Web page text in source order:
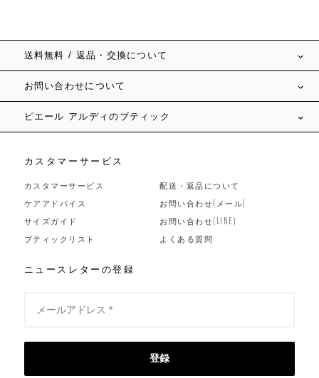
送料無料 / 返品・交換について
お問い合わせについて
ピエール アルディのブティック
カスタマーサービス
カスタマーサービス
配送・返品について
ケアアドバイス
お問い合わせ(メール)
サイズガイド
お問い合わせ(LINE)
ブティックリスト
よくある質問
ニュースレターの登録
登録